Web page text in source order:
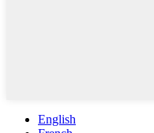
English